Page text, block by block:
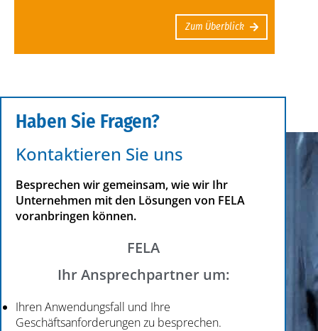
Zum Überblick
Haben Sie Fragen?
Kontaktieren Sie uns
Besprechen wir gemeinsam, wie wir Ihr
Unternehmen mit den Lösungen von FELA
voranbringen können.
FELA
Ihr Ansprechpartner um:
Ihren Anwendungsfall und Ihre
Geschäftsanforderungen zu besprechen.